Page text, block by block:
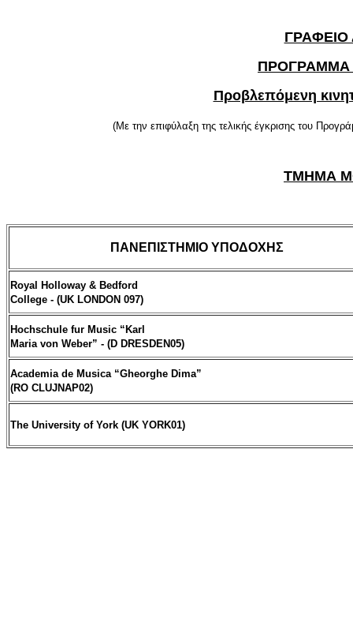
ΠΡΟΓΡΑΜΜΑ
Προβλεπόμενη
(Με την επιφύλαξη της τελικής έγκρισης του
ΤΜΗΜΑ
ΠΑΝΕΠΙΣΤΗΜΙΟ ΥΠΟΔΟΧΗΣ
Royal Holloway & Bedford
College - (UK LONDON 097)
Hochschule fur Music “Karl
Maria von Weber” - (D DRESDEN05)
Academia de Musica “Gheorghe Dima”
(RO CLUJNAP02)
The University of York (UK YORK01)